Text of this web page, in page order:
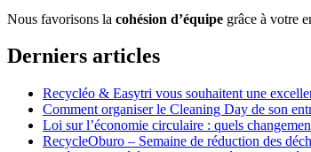
Nous favorisons la cohésion d’équipe grâce à votre
Derniers articles
Recycléo & Easytri vous souhaitent une
Comment organiser le Cleaning Day de son
Loi sur l’économie circulaire : quels
RecycleOburo – Semaine de réduction des